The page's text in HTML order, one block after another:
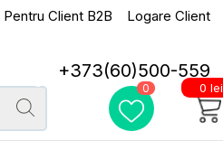
Pentru Client B2B Logare Client
+373(60)500-559
0 0 lei